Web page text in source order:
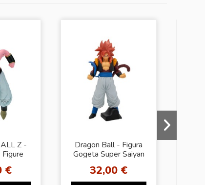
Z -
€
Dragon Ball - Figura
Gogeta Super Saiyan
32,00 €